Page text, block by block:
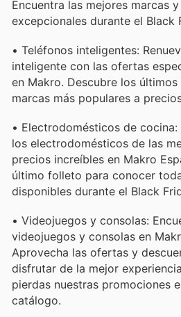
Encuentra las mejores marcas
excepcionales durante el Black
• Teléfonos inteligentes:
inteligente con las ofertas
en Makro. Descubre los
marcas más populares a
• Electrodomésticos de
los electrodomésticos de las
precios increíbles en Makro
último folleto para conocer
disponibles durante el Black
• Videojuegos y consolas:
videojuegos y consolas en
Aprovecha las ofertas y
disfrutar de la mejor
pierdas nuestras promociones
catálogo.